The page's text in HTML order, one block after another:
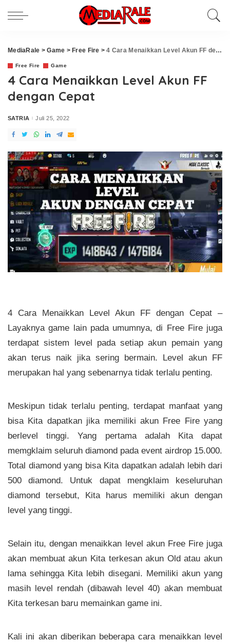
MediaRale >Game > Free Fire >4 Cara Menaikkan Level Akun FF dengan Cepat
Free Fire Game
4 Cara Menaikkan Level Akun FF
dengan Cepat
Posted
SATRIA Juli 25, 2022
4 Cara Menaikkan Level Akun FF dengan Cepat –
Layaknya game lain pada umumnya, di Free Fire juga
terdapat sistem level pada setiap akun pemain yang
akan terus naik jika sering bermain. Level akun FF
merupakan hal yang sebenarnya tidak terlalu penting.
Meskipun tidak terlalu penting, terdapat manfaat yang
bisa Kita dapatkan jika memiliki akun Free Fire yang
berlevel tinggi. Yang pertama adalah Kita dapat
memgklaim seluruh diamond pada event airdrop 15.000.
Total diamond yang bisa Kita dapatkan adalah lebih dari
500 diamond. Untuk dapat mengklaim keseluruhan
diamond tersebut, Kita harus memiliki akun dengan
level yang tinggi.
Selain itu, dengan menaikkan level akun Free Fire juga
akan membuat akun Kita terkesan akun Old atau akun
lama sehingga Kita lebih disegani. Memiliki akun yang
masih level rendah (dibawah level 40) akan membuat
Kita terkesan baru memainkan game ini.
Kali ini akan diberikan beberapa cara menaikkan level